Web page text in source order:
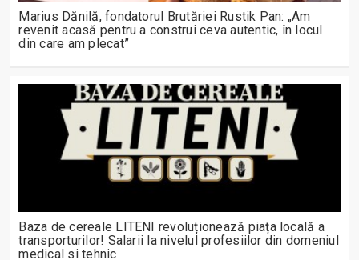
Marius Dănilă, fondatorul Brutăriei Rustik Pan: „Am
revenit acasă pentru a construi ceva autentic, în locul
din care am plecat”
Baza de cereale LITENI revoluționează piața locală a
transporturilor! Salarii la nivelul profesiilor din domeniul
medical si tehnic